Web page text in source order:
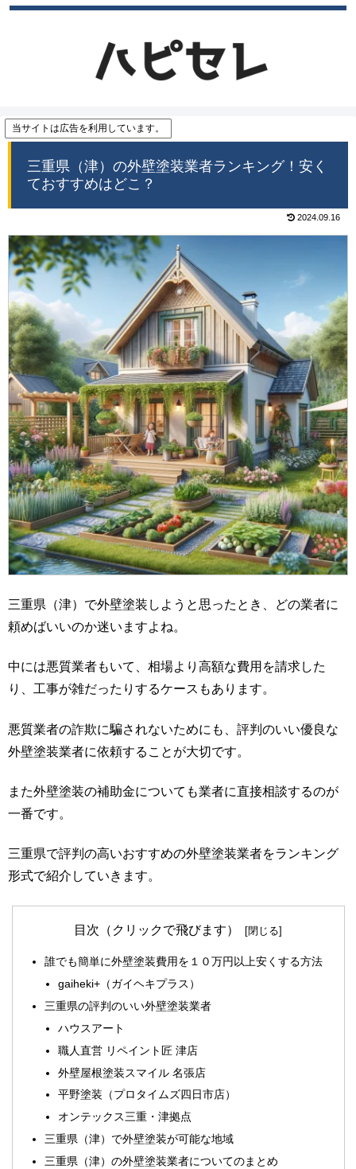
当サイトは広告を利用しています。
三重県（津）の外壁塗装業者ランキング！安く
ておすすめはどこ？
2024.09.16
三重県（津）で外壁塗装しようと思ったとき、どの業者に
頼めばいいのか迷いますよね。
中には悪質業者もいて、相場より高額な費用を請求した
り、工事が雑だったりするケースもあります。
悪質業者の詐欺に騙されないためにも、評判のいい優良な
外壁塗装業者に依頼することが大切です。
また外壁塗装の補助金についても業者に直接相談するのが
一番です。
三重県で評判の高いおすすめの外壁塗装業者をランキング
形式で紹介していきます。
目次（クリックで飛びます）
誰でも簡単に外壁塗装費用を１０万円以上安くする方法
gaiheki+（ガイヘキプラス）
三重県の評判のいい外壁塗装業者
ハウスアート
職人直営 リペイント匠 津店
外壁屋根塗装スマイル 名張店
平野塗装（プロタイムズ四日市店）
オンテックス三重・津拠点
三重県（津）で外壁塗装が可能な地域
三重県（津）の外壁塗装業者についてのまとめ